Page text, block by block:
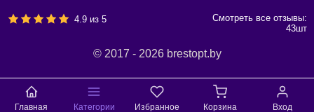
4.9 из5
Смотреть все отзывы:
43шт
© 2017 - 2026 brestopt.by
Главная Категории Избранное Корзина Вход